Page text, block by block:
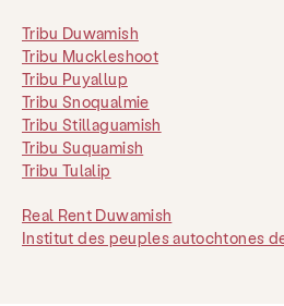
Tribu Duwamish
Tribu Muckleshoot
Tribu Puyallup
Tribu Snoqualmie
Tribu Stillaguamish
Tribu Suquamish
Tribu Tulalip
Real Rent Duwamish
Institut des peuples autochtones